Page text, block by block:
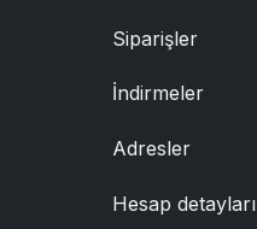
Siparişler
İndirmeler
Adresler
Hesap detayları